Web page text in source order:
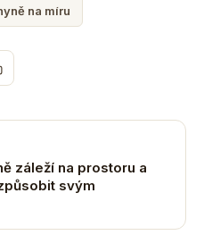
na míru
záleží na prostoru a
svým